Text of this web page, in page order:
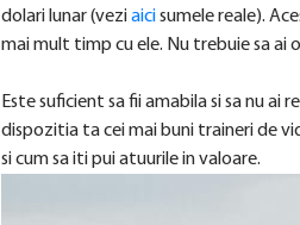
dolari lunar (veziaicisumele reale).
mai mult timp cu ele. Nu trebuie sa ai
Este suficient sa fii amabila si sa nu ai
dispozitia ta cei mai buni traineri de
si cum sa iti pui atuurile in valoare.